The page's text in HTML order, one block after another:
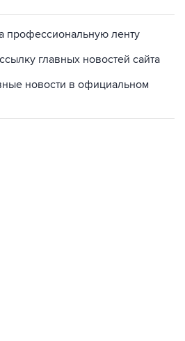
профессиональную ленту
главных новостей сайта
новости в официальном